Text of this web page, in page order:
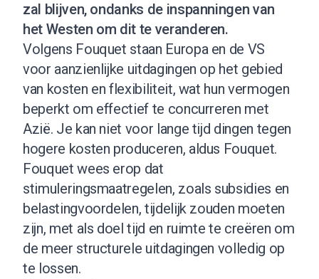
zal blijven, ondanks de inspanningen van
het Westen om dit te veranderen.
Volgens Fouquet staan Europa en de VS
voor aanzienlijke uitdagingen op het gebied
van kosten en flexibiliteit, wat hun vermogen
beperkt om effectief te concurreren met
Azië. Je kan niet voor lange tijd dingen tegen
hogere kosten produceren, aldus Fouquet.
Fouquet wees erop dat
stimuleringsmaatregelen, zoals subsidies en
belastingvoordelen, tijdelijk zouden moeten
zijn, met als doel tijd en ruimte te creëren om
de meer structurele uitdagingen volledig op
te lossen.